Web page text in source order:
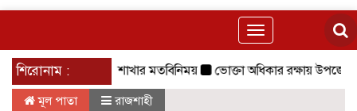
Toggle
navigation
শিরোনাম :
ছাতক উপজেলা শাখার মতবিনিময় ভোক্তা অধিকার রক্ষায় উপজেলা
মূল পাতা রাজশাহী